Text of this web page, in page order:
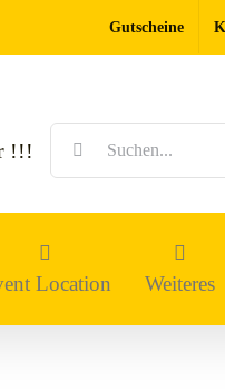
Gutscheine
!!!
Suche
nach:
Location Weiteres